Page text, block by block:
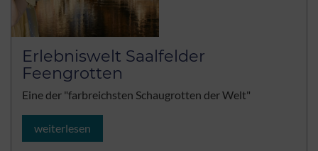
Erlebniswelt Saalfelder
Feengrotten
Eine der "farbreichsten Schaugrotten der Welt"
weiterlesen